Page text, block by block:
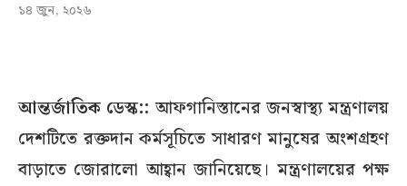
১৪ জুন, ২০২৬
আন্তর্জাতিক ডেস্ক:: আফগানিস্তানের জনস্বাস্থ্য মন্ত্রণালয়
দেশটিতে রক্তদান কর্মসূচিতে সাধারণ মানুষের অংশগ্রহণ
বাড়াতে জোরালো আহ্বান জানিয়েছে। মন্ত্রণালয়ের পক্ষ